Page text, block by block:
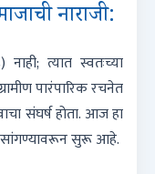
नाराजी:
त्यात स्वतःच्या
पारंपारिक रचनेत
संघर्ष होता. आज हा
सांगण्यावरून सुरू आहे.